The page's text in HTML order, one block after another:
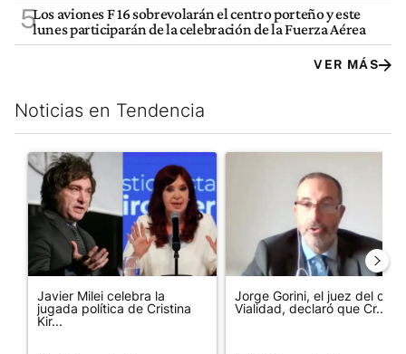
5Los aviones F 16 sobrevolarán el centro porteño y este
lunes participarán de la celebración de la Fuerza Aérea
VER MÁS
Noticias en Tendencia
Este listado muestra los artículos con más comentarios en los
Un artículo de tendencia con el título "Javier Milei celebra la
Javier Milei celebra la
jugada política de Cristina
Kir...
Un artículo de tendencia con
Jorge Gorini, el juez del caso
Vialidad, declaró que Cr...